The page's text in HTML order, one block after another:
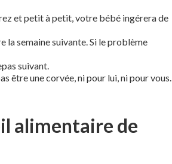
et petit à petit, votre bébé ingérera de
la semaine suivante. Si le problème
suivant.
être une corvée, ni pour lui, ni pour vous.
alimentaire de